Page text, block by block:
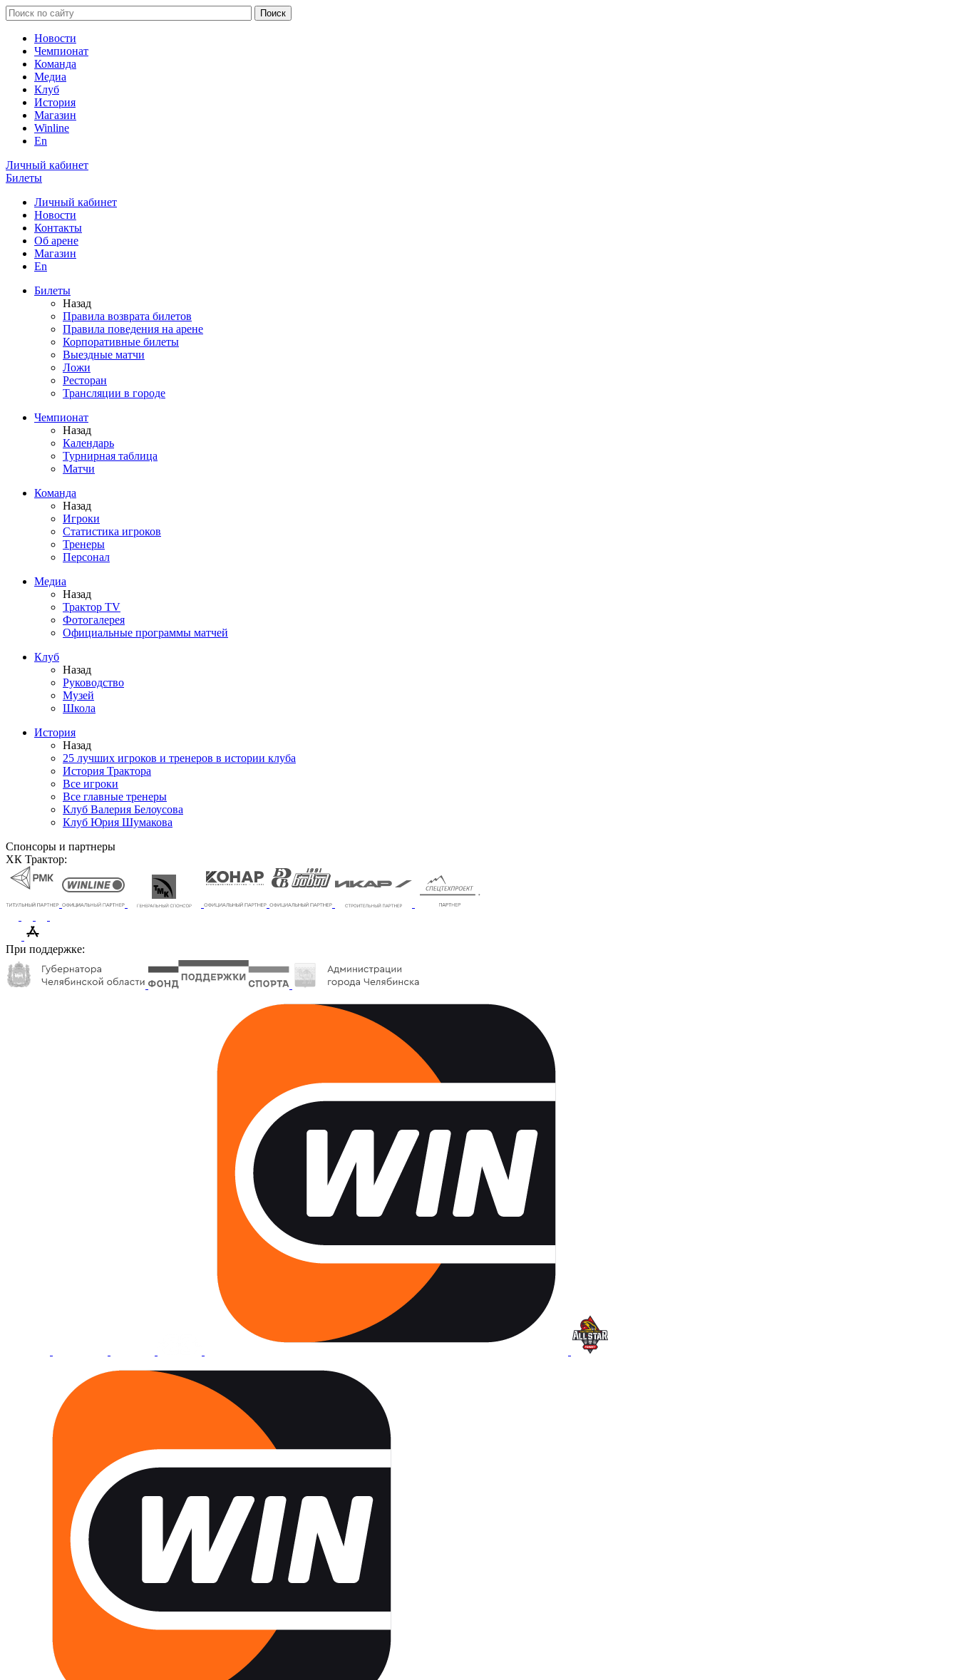
Новости
Чемпионат
Команда
Медиа
Клуб
История
Магазин
Winline
En
Личный кабинет
Билеты
Личный кабинет
Новости
Контакты
Об арене
Магазин
En
Билеты
Назад
Правила возврата билетов
Правила поведения на арене
Корпоративные билеты
Выездные матчи
Ложи
Ресторан
Трансляции в городе
Чемпионат
Назад
Календарь
Турнирная таблица
Матчи
Команда
Назад
Игроки
Статистика игроков
Тренеры
Персонал
Медиа
Назад
Трактор TV
Фотогалерея
Официальные программы матчей
Клуб
Назад
Руководство
Музей
Школа
История
Назад
25 лучших игроков и тренеров в истории клуба
История Трактора
Все игроки
Все главные тренеры
Клуб Валерия Белоусова
Клуб Юрия Шумакова
Спонсоры и партнеры
ХК Трактор:
При поддержке: